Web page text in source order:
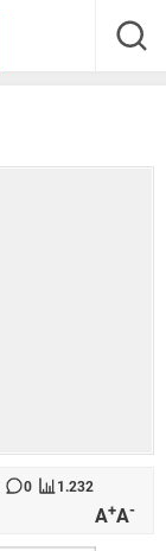
0 1.232
A+A-